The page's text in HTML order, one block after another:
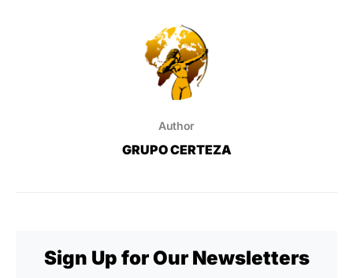
Author
GRUPO CERTEZA
Sign Up for Our Newsletters